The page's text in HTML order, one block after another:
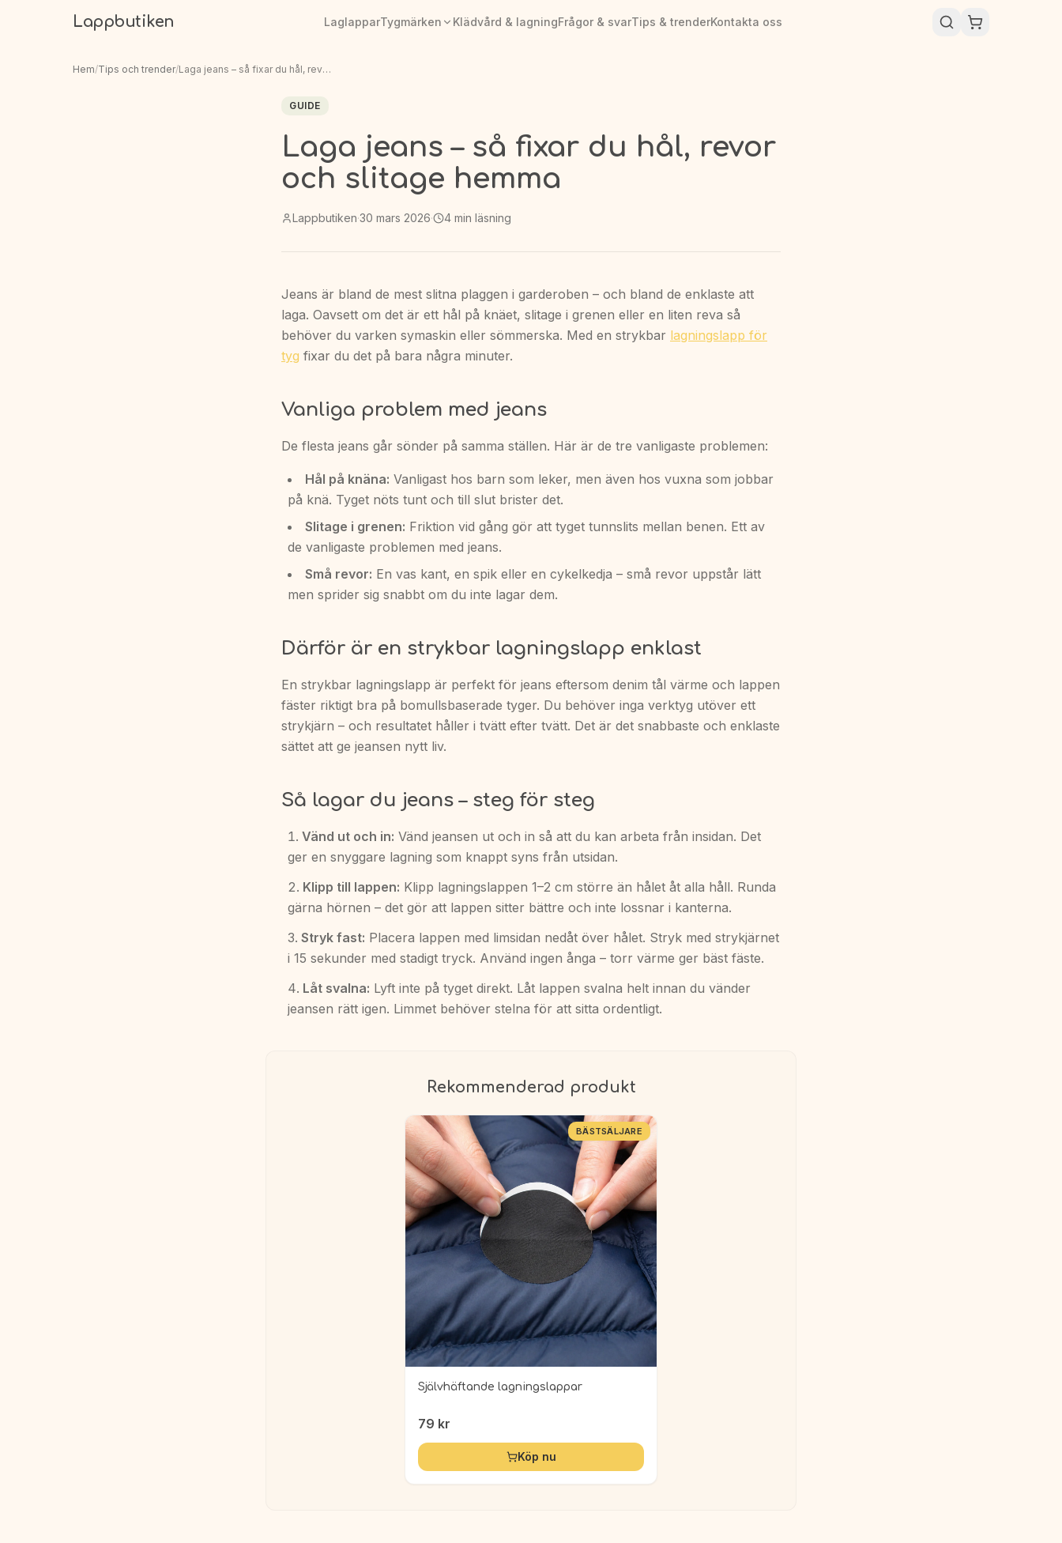
Lappbutiken LaglapparTygmärken Klädvård & lagningFrågor & svarTips & trenderKontakta oss
Hem/Tips och trender/ Laga jeans – så fixar du hål, revor och slitage hemma
GUIDE
Laga jeans – så fixar du hål, revor
och slitage hemma
Lappbutiken·30 mars 2026· 4 min läsning
Jeans är bland de mest slitna plaggen i garderoben – och bland de enklaste att
laga. Oavsett om det är ett hål på knäet, slitage i grenen eller en liten reva så
behöver du varken symaskin eller sömmerska. Med en strykbar lagningslapp för
tyg fixar du det på bara några minuter.
Vanliga problem med jeans
De flesta jeans går sönder på samma ställen. Här är de tre vanligaste problemen:
Hål på knäna: Vanligast hos barn som leker, men även hos vuxna som jobbar
på knä. Tyget nöts tunt och till slut brister det.
Slitage i grenen: Friktion vid gång gör att tyget tunnslits mellan benen. Ett av
de vanligaste problemen med jeans.
Små revor: En vas kant, en spik eller en cykelkedja – små revor uppstår lätt
men sprider sig snabbt om du inte lagar dem.
Därför är en strykbar lagningslapp enklast
En strykbar lagningslapp är perfekt för jeans eftersom denim tål värme och lappen
fäster riktigt bra på bomullsbaserade tyger. Du behöver inga verktyg utöver ett
strykjärn – och resultatet håller i tvätt efter tvätt. Det är det snabbaste och enklaste
sättet att ge jeansen nytt liv.
Så lagar du jeans – steg för steg
Vänd ut och in: Vänd jeansen ut och in så att du kan arbeta från insidan. Det
ger en snyggare lagning som knappt syns från utsidan.
Klipp till lappen: Klipp lagningslappen 1–2 cm större än hålet åt alla håll. Runda
gärna hörnen – det gör att lappen sitter bättre och inte lossnar i kanterna.
Stryk fast: Placera lappen med limsidan nedåt över hålet. Stryk med strykjärnet
i 15 sekunder med stadigt tryck. Använd ingen ånga – torr värme ger bäst fäste.
Låt svalna: Lyft inte på tyget direkt. Låt lappen svalna helt innan du vänder
jeansen rätt igen. Limmet behöver stelna för att sitta ordentligt.
Rekommenderad produkt
BÄSTSÄLJARE
Självhäftande lagningslappar
79 kr
Köp nu